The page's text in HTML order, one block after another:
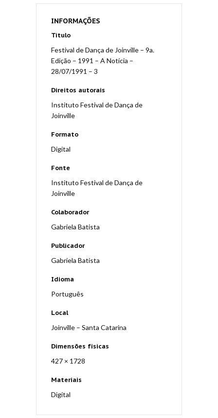
INFORMAÇÕES
Título
Festival de Dança de Joinville – 9a.
Edição – 1991 – A Notícia –
28/07/1991 – 3
Direitos autorais
Instituto Festival de Dança de
Joinville
Formato
Digital
Fonte
Instituto Festival de Dança de
Joinville
Colaborador
Gabriela Batista
Publicador
Gabriela Batista
Idioma
Português
Local
Joinville – Santa Catarina
Dimensões físicas
427 × 1728
Materiais
Digital